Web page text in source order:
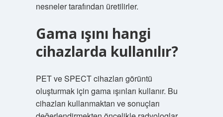
nesneler tarafından üretilirler.
Gama ışını hangi
cihazlarda kullanılır?
PET ve SPECT cihazları görüntü
oluşturmak için gama ışınları kullanır. Bu
cihazları kullanmaktan ve sonuçları